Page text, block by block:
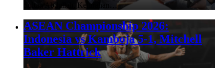
Sultan Abdullah, Kelurahan…
ASEAN Championship 2026:
Indonesia vs Kamboja 5-1, Mitchell
Baker Hattrick